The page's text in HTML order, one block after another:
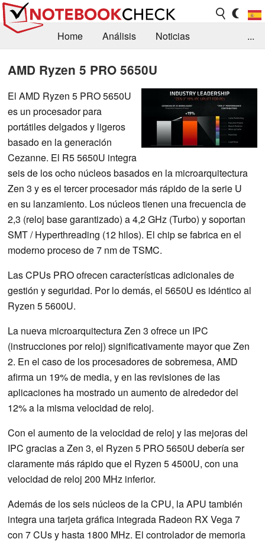
Home Análisis
Noticias
Busca
Contacto
...
AMD Ryzen 5 PRO 5650U
El AMD Ryzen 5 PRO 5650U
es un procesador para
portátiles delgados y ligeros
basado en la generación
Cezanne. El R5 5650U integra
seis de los ocho núcleos basados en la microarquitectura
Zen 3 y es el tercer procesador más rápido de la serie U
en su lanzamiento. Los núcleos tienen una frecuencia de
2,3 (reloj base garantizado) a 4,2 GHz (Turbo) y soportan
SMT / Hyperthreading (12 hilos). El chip se fabrica en el
moderno proceso de 7 nm de TSMC.
Las CPUs PRO ofrecen características adicionales de
gestión y seguridad. Por lo demás, el 5650U es idéntico al
Ryzen 5 5600U.
La nueva microarquitectura Zen 3 ofrece un IPC
(instrucciones por reloj) significativamente mayor que Zen
2. En el caso de los procesadores de sobremesa, AMD
afirma un 19% de media, y en las revisiones de las
aplicaciones ha mostrado un aumento de alrededor del
12% a la misma velocidad de reloj.
Con el aumento de la velocidad de reloj y las mejoras del
IPC gracias a Zen 3, el Ryzen 5 PRO 5650U debería ser
claramente más rápido que el Ryzen 5 4500U, con una
velocidad de reloj 200 MHz inferior.
Además de los seis núcleos de la CPU, la APU también
integra una tarjeta gráfica integrada Radeon RX Vega 7
con 7 CUs y hasta 1800 MHz. El controlador de memoria